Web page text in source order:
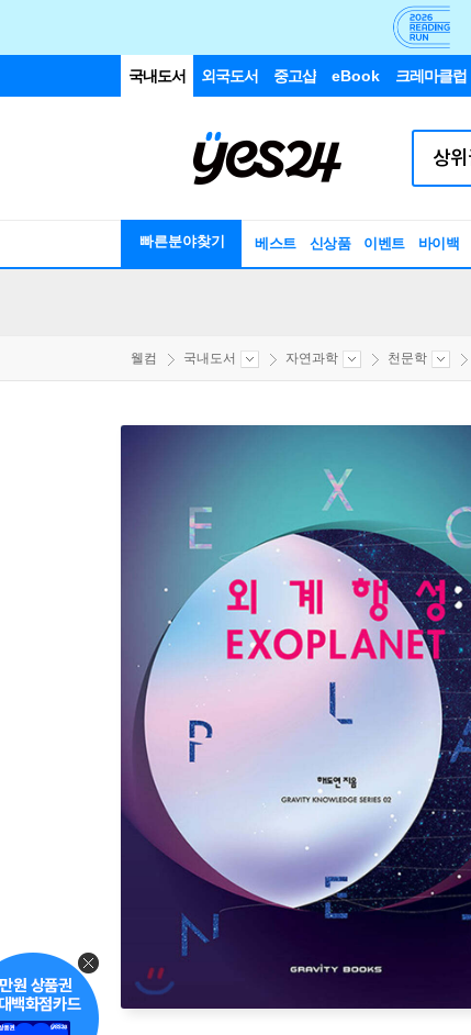
국내도서 외국도서 중고샵 eBook 크레마클럽
빠른분야찾기 베스트 신상품 이벤트 바이백
웰컴 국내도서 자연과학 천문학